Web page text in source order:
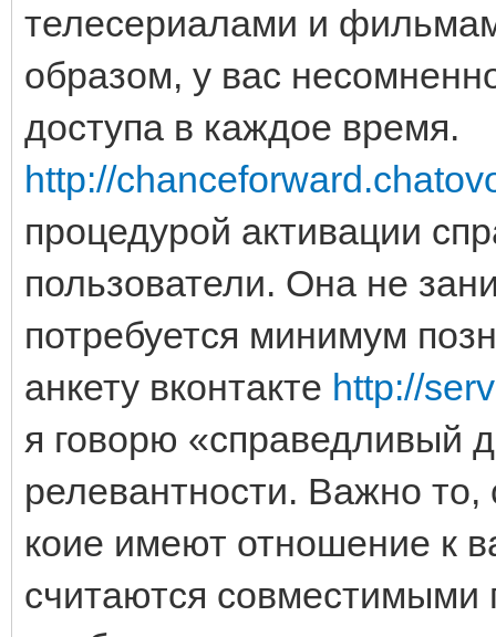
телесериалами и
образом, у вас
доступа в каждое время.
http://
процедурой активации
пользователи. Она не
потребуется минимум
анкету вконтакте http://
я говорю «справедливый
релевантности. Важно
коие имеют отношение к
считаются